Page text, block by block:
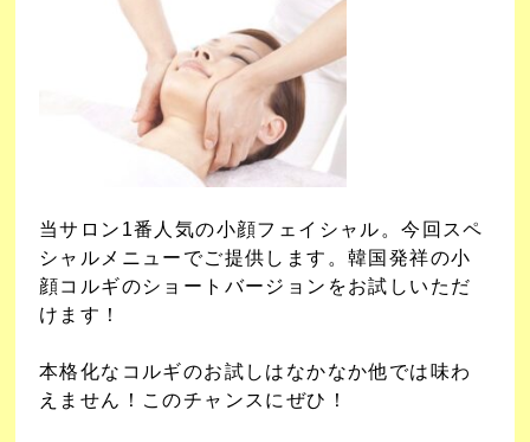
当サロン1番人気の小顔フェイシャル。今回スペ
シャルメニューでご提供します。韓国発祥の小
顔コルギのショートバージョンをお試しいただ
けます！
本格化なコルギのお試しはなかなか他では味わ
えません！このチャンスにぜひ！